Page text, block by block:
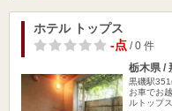
ホテル トップス
-点/ 0 件
栃木県 /
黒磯駅
お車でお
ルトップ